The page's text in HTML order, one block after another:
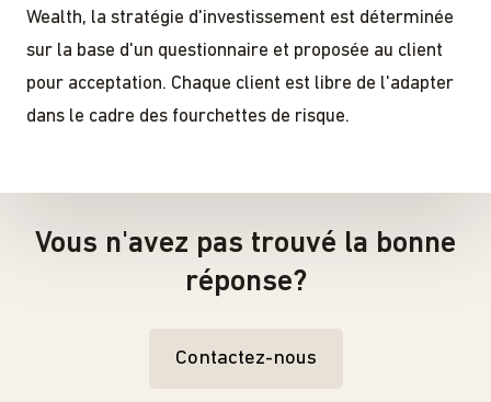
Wealth, la stratégie d'investissement est déterminée
sur la base d'un questionnaire et proposée au client
pour acceptation. Chaque client est libre de l'adapter
dans le cadre des fourchettes de risque.
Vous n'avez pas trouvé la bonne
réponse?
Contactez-nous